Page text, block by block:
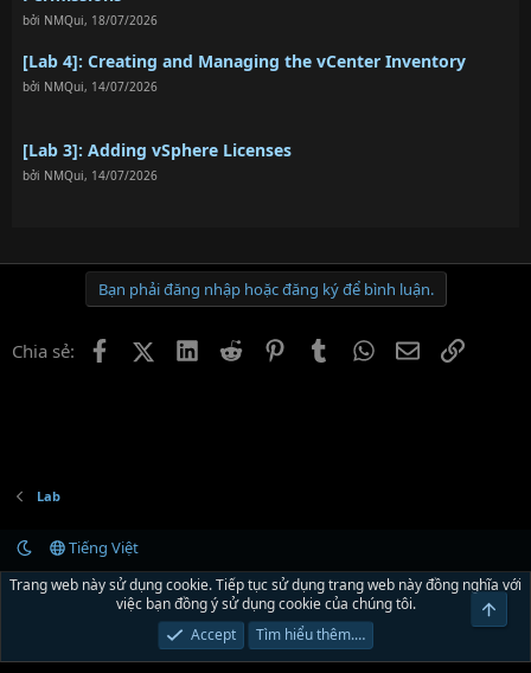
bởi NMQui, 18/07/2026
[Lab 4]: Creating and Managing the vCenter Inventory
bởi NMQui, 14/07/2026
[Lab 3]: Adding vSphere Licenses
bởi NMQui, 14/07/2026
Bạn phải đăng nhập hoặc đăng ký để bình luận.
Chia sẻ: FacebookX (Twitter)
LinkedIn
Reddit PinterestTumblrWhatsApp
EmailLink
Lab
Tiếng Việt
Liên hệ
Quy định và Nội quy Chính sách bảo mật Trợ giúp
R
S
S
Community platform by XenForo® © 2010-2024 XenForo Ltd.
Xenforo Theme by
Xenforo Theme © by ©XenTR
Trang web này sử dụng cookie. Tiếp tục sử dụng trang web này đồng nghĩa với
việc bạn đồng ý sử dụng cookie của chúng tôi.
Accept
Tìm hiểu thêm.…